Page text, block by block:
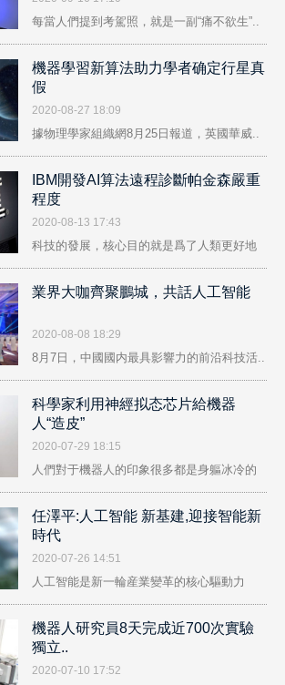
每當人們提到考駕照，就是一副“痛不欲生”..
機器學習新算法助力學者确定行星真
假
2020-08-27 18:09
據物理學家組織網8月25日報道，英國華威..
IBM開發AI算法遠程診斷帕金森嚴重
程度
2020-08-13 17:43
科技的發展，核心目的就是爲了人類更好地
業界大咖齊聚鵬城，共話人工智能
2020-08-08 18:29
8月7日，中國國内最具影響力的前沿科技活..
科學家利用神經拟态芯片給機器
人“造皮”
2020-07-29 18:15
人們對于機器人的印象很多都是身軀冰冷的
任澤平:人工智能 新基建,迎接智能新
時代
2020-07-26 14:51
人工智能是新一輪産業變革的核心驅動力
機器人研究員8天完成近700次實驗
獨立..
2020-07-10 17:52